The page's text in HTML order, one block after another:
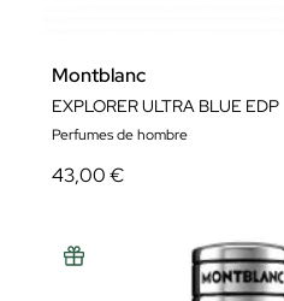
Montblanc
EXPLORER ULTRA BLUE EDP
Perfumes de hombre
43,00 €